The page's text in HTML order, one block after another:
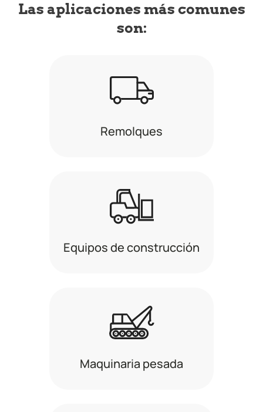
Las aplicaciones más comunes
son:
Remolques
Equipos de construcción
Maquinaria pesada